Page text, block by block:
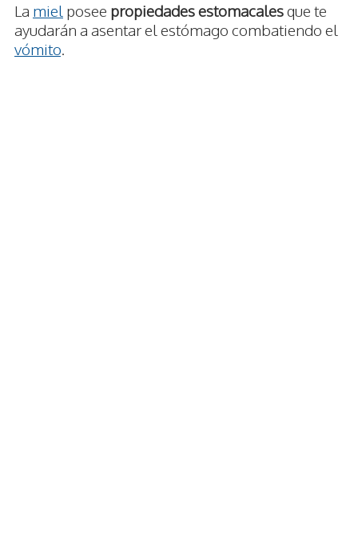
La miel posee propiedades estomacalesque te
ayudarán a asentar el estómago combatiendo el
vómito.